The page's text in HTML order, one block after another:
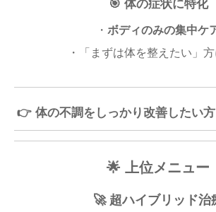
🎯 体の症状に特化
・ ボディのみの集中ケ
・「まずは体を整えたい」
👉 体の不調をしっかり改善したい
🌟 上位メニュー
🚀 超ハイブリッド治